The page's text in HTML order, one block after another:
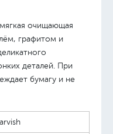
очищающая
графитом и
деталей. При
бумагу и не
кор. обтянута